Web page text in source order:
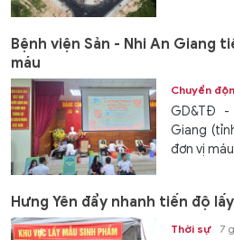
Bệnh viện Sản - Nhi An Giang
máu
Chuyển
GD&TĐ
Giang
đơn vị
Hưng Yên đẩy nhanh tiến độ
Thời sự 7